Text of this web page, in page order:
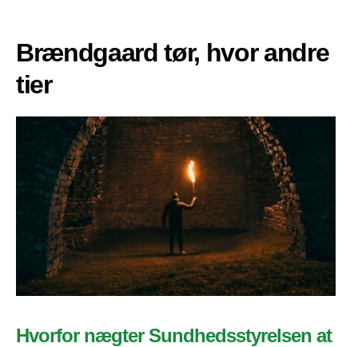
Brændgaard tør, hvor andre
tier
Hvorfor nægter Sundhedsstyrelsen at